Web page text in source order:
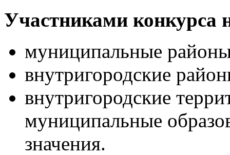
Участниками конкурса
муниципальные
внутригородские
внутригородские
муниципальные
значения.